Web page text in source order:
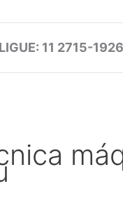
11 2715-